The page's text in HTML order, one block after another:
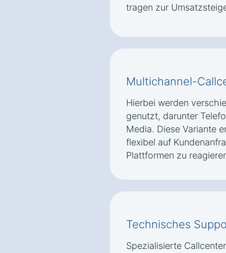
tragen zur
Multichannel-
Hierbei werden
genutzt, darunter
Media. Diese Variante
flexibel auf
Plattformen zu
Technisches
Spezialisierte